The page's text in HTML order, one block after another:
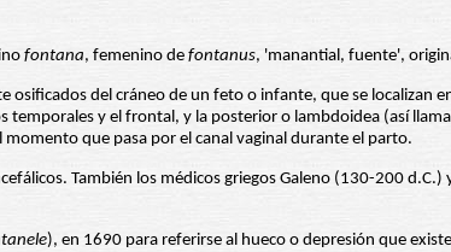
fontana, femenino de fontanus, 'manantial, fuente',
del cráneo de un feto o infante, que se localizan
y el frontal, y la posterior o lambdoidea (así
que pasa por el canal vaginal durante el parto.
También los médicos griegos Galeno (130-200
), en 1690 para referirse al hueco o depresión que